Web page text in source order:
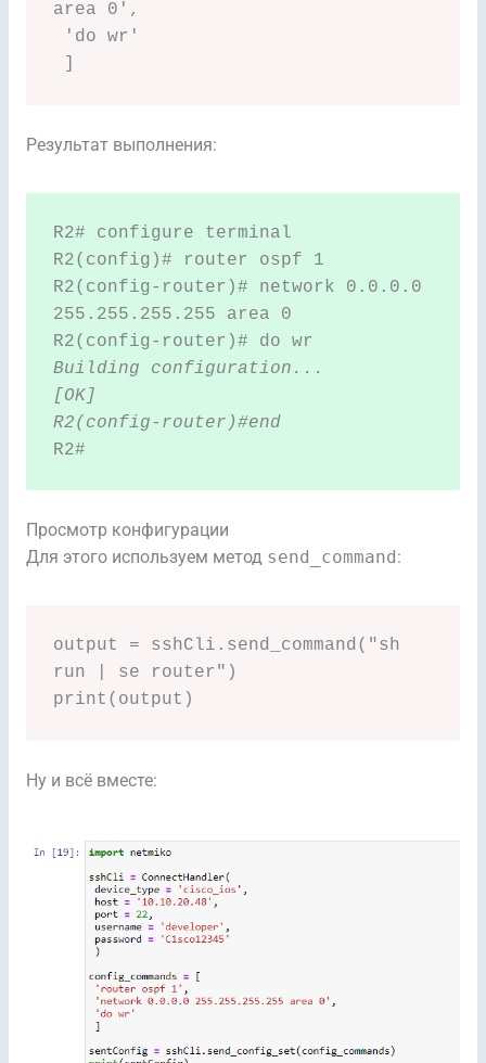
area 0',
Результат выполнения:
R2# configure terminal
R2(config)# router ospf 1
R2(config-router)# network 0.0.0.0
255.255.255.255 area 0
R2(config-router)# do wr
Building configuration...
[OK]
R2(config-router)#end
R2#
Просмотр конфигурации
Для этого используем метод send_command :
output = sshCli.send_command("sh
run | se router")
print(output)
Ну и всё вместе: